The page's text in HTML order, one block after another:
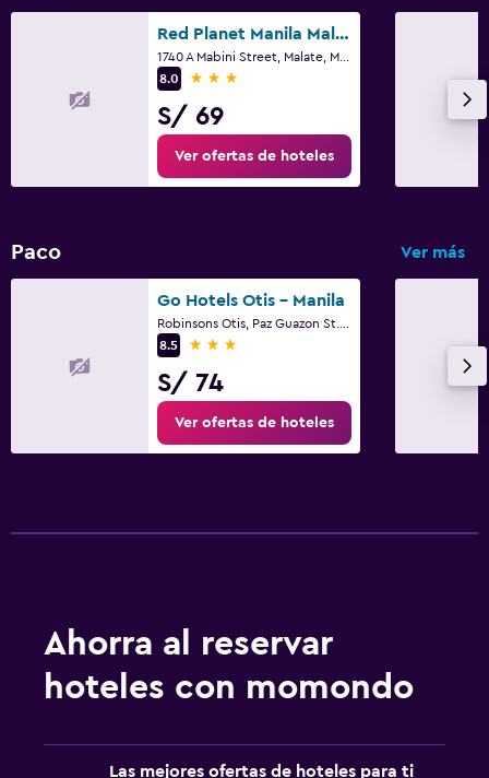
Red Planet Manila Malate Mabini
8.0
3 estrellas
S/ 69
Ver ofertas de hoteles
Paco Ver más
Go Hotels Otis - Manila
8.5
3 estrellas
S/ 74
Ver ofertas de hoteles
Ahorra al reservar
hoteles con momondo
Las mejores ofertas de hoteles para ti